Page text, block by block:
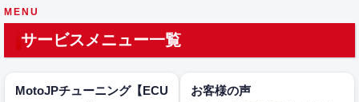
MENU
サービスメニュー一覧
MotoJPチューニング【ECU
お客様の声